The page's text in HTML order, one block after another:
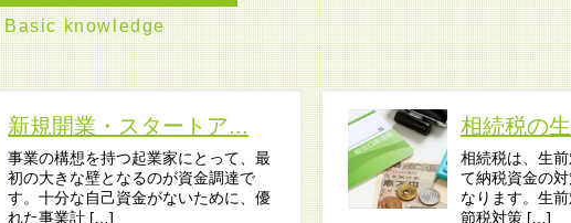
Basic knowledge
新規開業・スタートア...
事業の構想を持つ起業家にとって、最
初の大きな壁となるのが資金調達で
す。十分な自己資金がないために、優
れた事業計 […]
相続税の
相続税は、生
て納税資金の
なります。生前
節税対策 […]